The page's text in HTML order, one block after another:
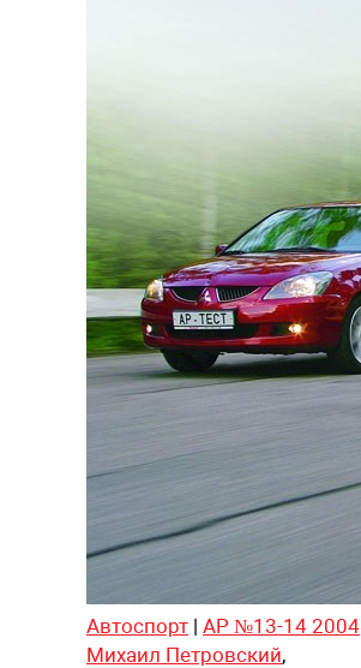
Автоспорт | АР №13-14 2004
Михаил Петровский,